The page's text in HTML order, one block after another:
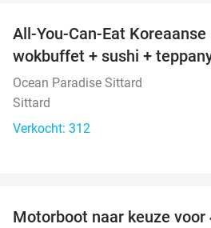
All-You-Can-Eat
wokbuffet + sushi +
Ocean Paradise Sittard
Sittard
Verkocht: 312
Motorboot naar keuze voor